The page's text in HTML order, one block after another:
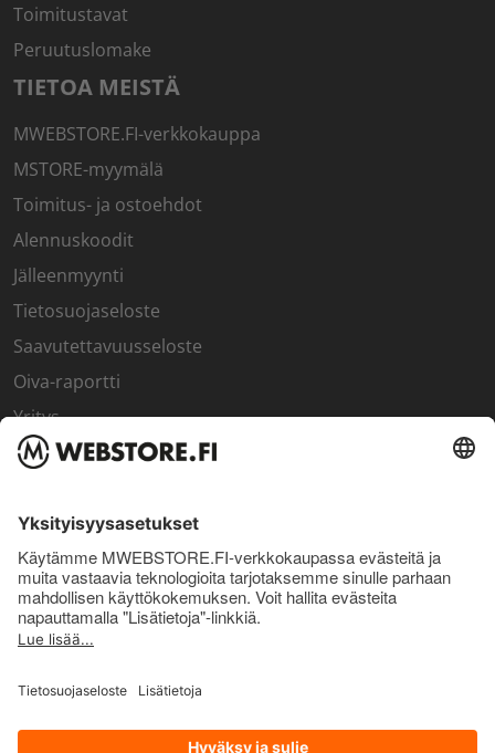
Toimitustavat
Peruutuslomake
TIETOA MEISTÄ
MWEBSTORE.FI-verkkokauppa
MSTORE-myymälä
Toimitus- ja ostoehdot
Alennuskoodit
Jälleenmyynti
Tietosuojaseloste
Saavutettavuusseloste
Oiva-raportti
Yritys
SISÄPIIRI
Sisäpiirin bonusohjelma
Uutiskirje
Uutiset ja artikkelit